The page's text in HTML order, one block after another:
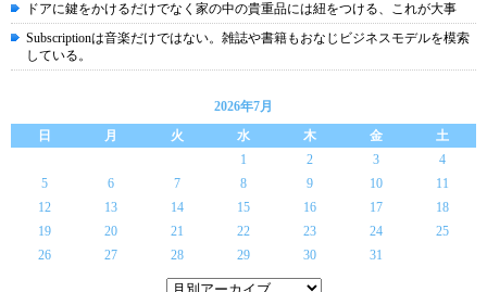
ドアに鍵をかけるだけでなく家の中の貴重品には紐をつける、これが大事
Subscriptionは音楽だけではない。雑誌や書籍もおなじビジネスモデルを模索
している。
2026年7月
日
月 火 水 木 金
土
1
2 3
4
5
6 7 8 9 10
11
12
13 14 15 16 17
18
19
20 21 22 23 24
25
26
27 28 29 30 31